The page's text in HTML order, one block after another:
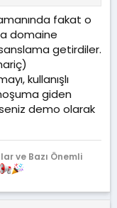
fakat o
domaine
getirdiler.
kullanışlı
giden
demo olarak
ve Bazı Önemli